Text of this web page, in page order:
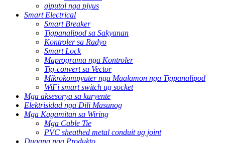
giputol nga piyus
Smart Electrical
Smart Breaker
Tigpanalipod sa Sakyanan
Kontroler sa Radyo
Smart Lock
Maprograma nga Kontroler
Tig-convert sa Vector
Mikrokompyuter nga Maalamon nga Tigpanalipod
WiFi smart switch ug socket
Mga aksesorya sa kuryente
Elektrisidad nga Dili Masunog
Mga Kagamitan sa Wiring
Mga Cable Tie
PVC sheathed metal conduit ug joint